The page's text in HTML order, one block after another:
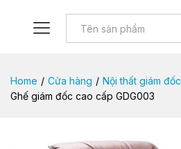
Home / Cửa hàng / Nội thất giám đốc
Ghế giám đốc cao cấp GDG003